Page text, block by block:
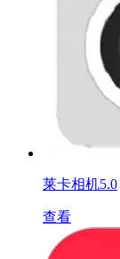
莱卡相机5.0
查看